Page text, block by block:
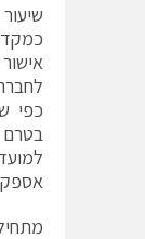
כפי